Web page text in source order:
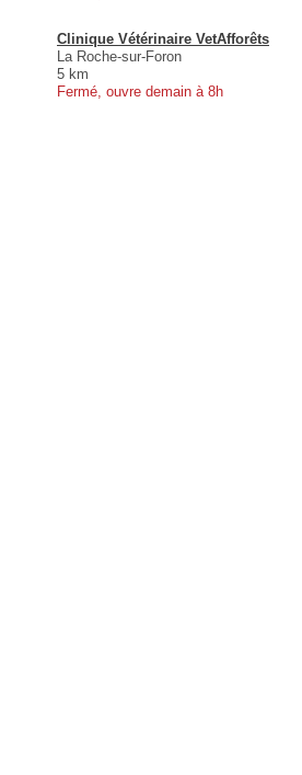
Clinique Vétérinaire VetAfforêts
La Roche-sur-Foron
5 km
Fermé, ouvre demain à 8h